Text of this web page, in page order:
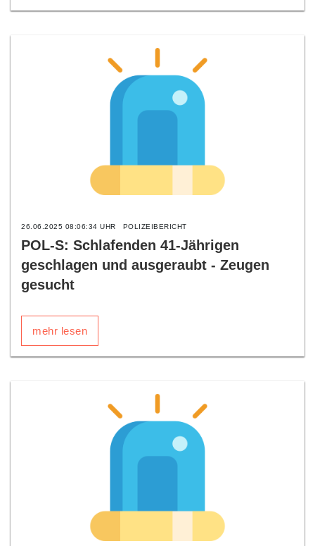
26.06.2025 08:06:34 UHR POLIZEIBERICHT
POL-S: Schlafenden 41-Jährigen
geschlagen und ausgeraubt - Zeugen
gesucht
mehr lesen